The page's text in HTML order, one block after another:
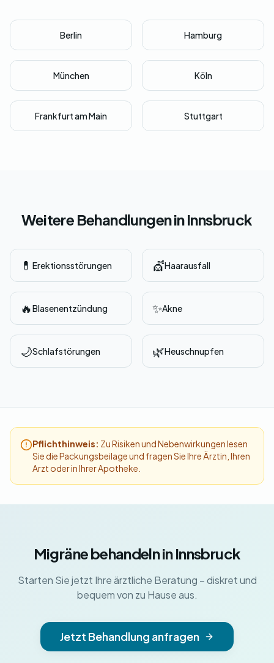
Berlin Hamburg
München Köln
Frankfurt am Main Stuttgart
Weitere Behandlungen in Innsbruck
💊 Erektionsstörungen 💇Haarausfall
🔥Blasenentzündung ✨Akne
🌙Schlafstörungen 🌿Heuschnupfen
Pflichthinweis: Zu Risiken und Nebenwirkungen lesen
Sie die Packungsbeilage und fragen Sie Ihre Ärztin, Ihren
Arzt oder in Ihrer Apotheke.
Migräne behandeln in Innsbruck
Starten Sie jetzt Ihre ärztliche Beratung – diskret und
bequem von zu Hause aus.
Jetzt Behandlung anfragen